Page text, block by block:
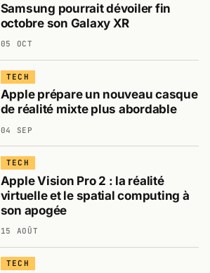
Samsung pourrait dévoiler fin
octobre son Galaxy XR
05 OCT
TECH
Apple prépare un nouveau casque
de réalité mixte plus abordable
04 SEP
TECH
Apple Vision Pro 2 : la réalité
virtuelle et le spatial computing à
son apogée
15 AOÛT
TECH